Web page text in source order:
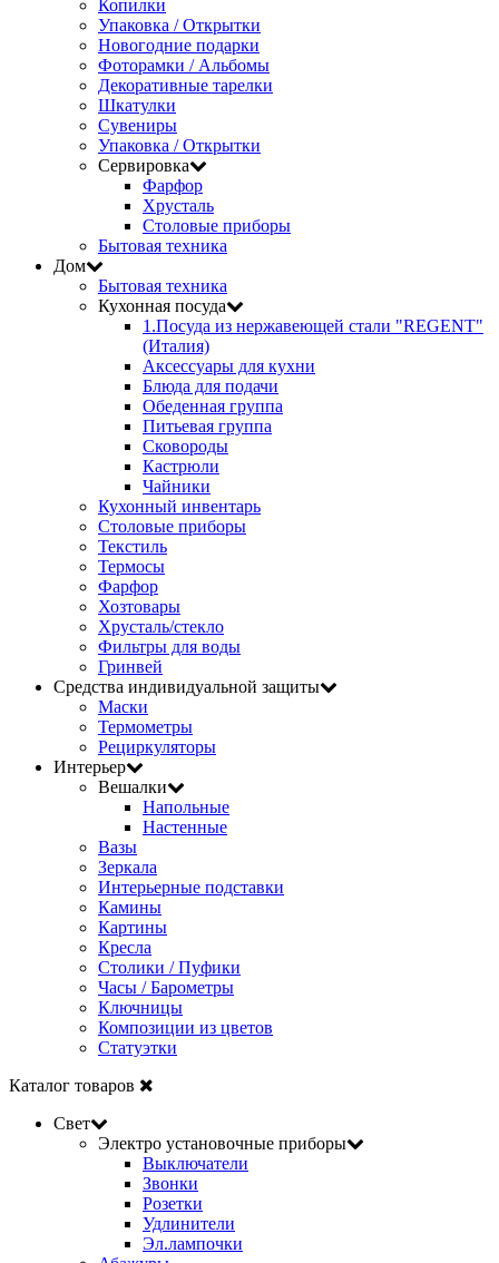
Копилки
Упаковка / Открытки
Новогодние подарки
Фоторамки / Альбомы
Декоративные тарелки
Шкатулки
Сувениры
Упаковка / Открытки
Сервировка
Фарфор
Хрусталь
Столовые приборы
Бытовая техника
Дом
Бытовая техника
Кухонная посуда
1.Посуда из нержавеющей стали "REGENT"
(Италия)
Аксессуары для кухни
Блюда для подачи
Обеденная группа
Питьевая группа
Сковороды
Кастрюли
Чайники
Кухонный инвентарь
Столовые приборы
Текстиль
Термосы
Фарфор
Хозтовары
Хрусталь/стекло
Фильтры для воды
Гринвей
Средства индивидуальной защиты
Маски
Термометры
Рециркуляторы
Интерьер
Вешалки
Напольные
Настенные
Вазы
Зеркала
Интерьерные подставки
Камины
Картины
Кресла
Столики / Пуфики
Часы / Барометры
Ключницы
Композиции из цветов
Статуэтки
Каталог товаров
Свет
Электро установочные приборы
Выключатели
Звонки
Розетки
Удлинители
Эл.лампочки